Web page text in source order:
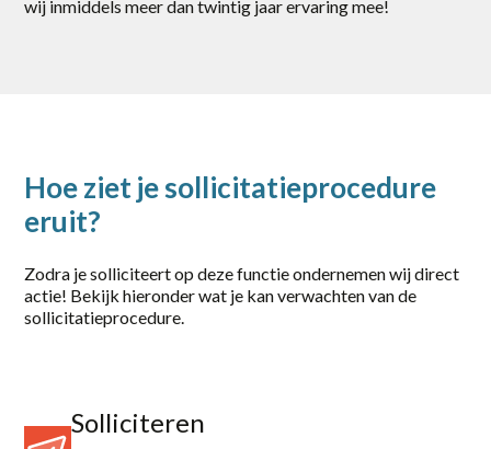
wij inmiddels meer dan twintig jaar ervaring mee!
Hoe ziet je sollicitatieprocedure
eruit?
Zodra je solliciteert op deze functie ondernemen wij direct
actie! Bekijk hieronder wat je kan verwachten van de
sollicitatieprocedure.
Solliciteren